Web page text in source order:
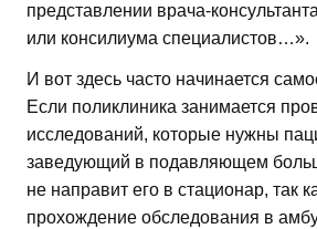
представлении врача-
или консилиума специалистов…».
И вот здесь часто начинается
Если поликлиника занимается
исследований, которые нужны
заведующий в подавляющем
не направит его в стационар, так
прохождение обследования в